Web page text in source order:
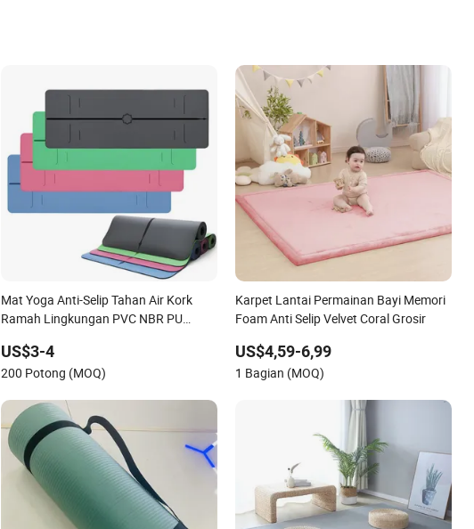
Mat Yoga Anti-Selip Tahan Air Kork
Ramah Lingkungan PVC NBR PU
untuk Senam Kebugaran
US$3-4
200 Potong (MOQ)
Karpet Lantai Permainan Bayi Memori
Foam Anti Selip Velvet Coral Grosir
US$4,59-6,99
1 Bagian (MOQ)